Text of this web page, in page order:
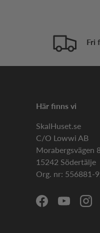
Fri
Här finns vi
SkalHuset.se
C/O Lowwi AB
Morabergsvägen
15242 Södertälje
Org. nr: 556881-
FacebookYouTube